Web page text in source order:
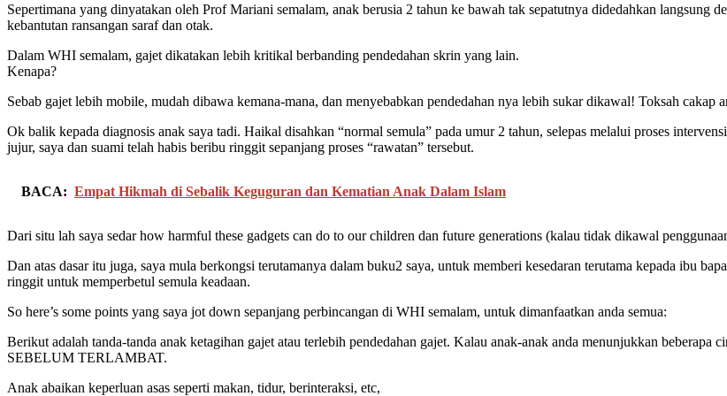
Sepertimana yang dinyatakan oleh Prof Mariani semalam, anak berusia 2 tahun ke bawah tak sepatutnya didedahkan langsung
kebantutan ransangan saraf dan otak.
Dalam WHI semalam, gajet dikatakan lebih kritikal berbanding pendedahan skrin yang lain.
Kenapa?
Sebab gajet lebih mobile, mudah dibawa kemana-mana, dan menyebabkan pendedahan nya lebih sukar dikawal! Toksah cakap
Ok balik kepada diagnosis anak saya tadi. Haikal disahkan “normal semula” pada umur 2 tahun, selepas melalui proses
jujur, saya dan suami telah habis beribu ringgit sepanjang proses “rawatan” tersebut.
BACA: Empat Hikmah di Sebalik Keguguran dan Kematian Anak Dalam Islam
Dari situ lah saya sedar how harmful these gadgets can do to our children dan future generations (kalau tidak dikawal
Dan atas dasar itu juga, saya mula berkongsi terutamanya dalam buku2 saya, untuk memberi kesedaran terutama kepada ibu
ringgit untuk memperbetul semula keadaan.
So here’s some points yang saya jot down sepanjang perbincangan di WHI semalam, untuk dimanfaatkan anda semua:
Berikut adalah tanda-tanda anak ketagihan gajet atau terlebih pendedahan gajet. Kalau anak-anak anda menunjukkan beberapa
SEBELUM TERLAMBAT.
Anak abaikan keperluan asas seperti makan, tidur, berinteraksi, etc,